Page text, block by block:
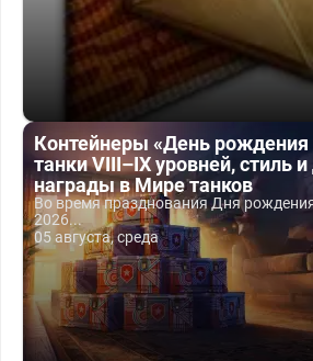
Контейнеры «День
танки VIII–IX уровней, стиль и
награды в Мире танков
Во время празднования Дня
2026...
05 августа, среда